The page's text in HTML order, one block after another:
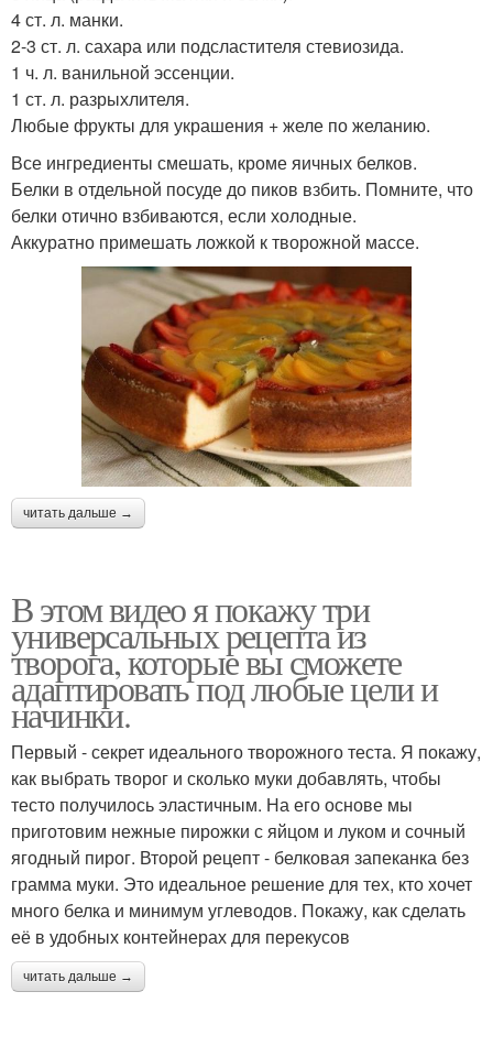
4 ст. л. манки.
2-3 ст. л. сахара или подсластителя стевиозида.
1 ч. л. ванильной эссенции.
1 ст. л. разрыхлителя.
Любые фрукты для украшения + желе по желанию.
Все ингредиенты смешать, кроме яичных белков.
Белки в отдельной посуде до пиков взбить. Помните, что
белки отично взбиваются, если холодные.
Аккуратно примешать ложкой к творожной массе.
читать дальше →
В этом видео я покажу три
универсальных рецепта из
творога, которые вы сможете
адаптировать под любые цели и
начинки.
Первый - секрет идеального творожного теста. Я покажу,
как выбрать творог и сколько муки добавлять, чтобы
тесто получилось эластичным. На его основе мы
приготовим нежные пирожки с яйцом и луком и сочный
ягодный пирог. Второй рецепт - белковая запеканка без
грамма муки. Это идеальное решение для тех, кто хочет
много белка и минимум углеводов. Покажу, как сделать
её в удобных контейнерах для перекусов
читать дальше →